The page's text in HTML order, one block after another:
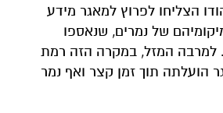
מהודו הצליחו לפרוץ למאגר מידע
של נמרים, שנאספו
למרבה המזל, במקרה הזה רמת
הועלתה תוך זמן קצר ואף נמר